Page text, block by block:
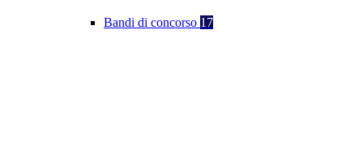
Bandi di concorso 17